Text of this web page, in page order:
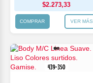
$2.273,33
COMPRAR VER MÁS
439-350